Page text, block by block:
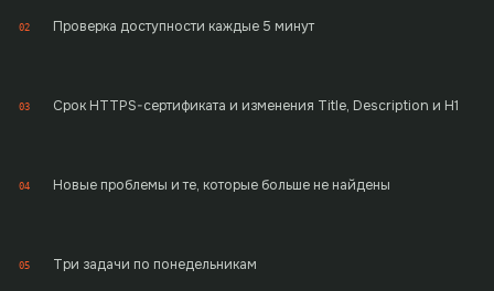
02 Проверка доступности каждые 5 минут
03 Срок HTTPS-сертификата и изменения Title, Description и H1
04 Новые проблемы и те, которые больше не найдены
05 Три задачи по понедельникам